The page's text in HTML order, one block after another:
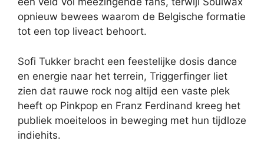
opnieuw bewees waarom de Belgische formatie
tot een top liveact behoort.
Sofi Tukker bracht een feestelijke dosis dance
en energie naar het terrein, Triggerfinger liet
zien dat rauwe rock nog altijd een vaste plek
heeft op Pinkpop en Franz Ferdinand kreeg het
publiek moeiteloos in beweging met hun tijdloze
indiehits.